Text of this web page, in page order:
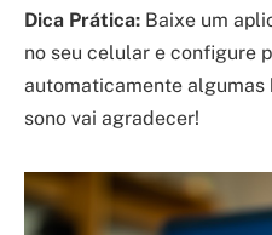
Dica Prática: Baixe um
no seu celular e configure
automaticamente algumas
sono vai agradecer!